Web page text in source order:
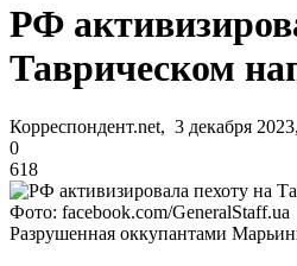
РФ
Таврическом
Корреспондент.net, 3 декабря
0
618
Фото: facebook.com/GeneralStaff.ua
Разрушенная оккупантами